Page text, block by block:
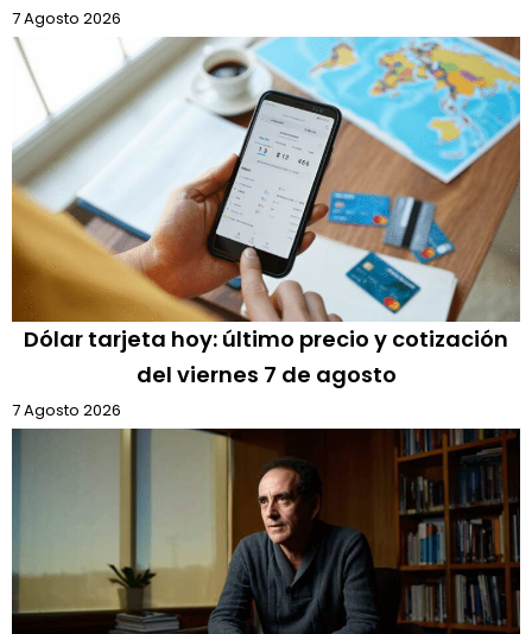
7 Agosto 2026
Dólar tarjeta hoy: último precio y cotización
del viernes 7 de agosto
7 Agosto 2026